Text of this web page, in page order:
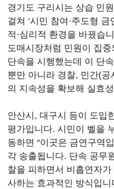
경기도 구리시는 상습 민
걸쳐 ‘시민 참여·주도형
적·심리적 환경을 바꿨습
도매시장처럼 민원이 집
단속을 시행했는데 이 단
뿐만 아니라 경찰, 민간(
의 지속성을 확보해 실효
안산시, 대구시 등이 도입
평가입니다. 시민이 벨을
동하면 “이곳은 금연구역
각 송출됩니다. 단속 공무
찰을 피하면서 비흡연자
사하는 효과적인 방식입니